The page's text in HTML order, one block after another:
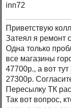
inn72
Приветствую
Затеял я ремонт
Одна только
все магазины
47700р., а вот тут
27300р.
Пересылку ТК
Так вот вопрос,